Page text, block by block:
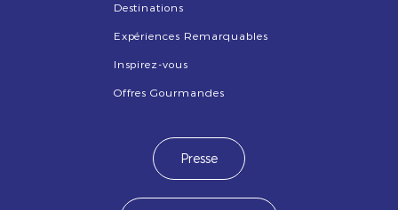
Destinations
Expériences Remarquables
Inspirez-vous
Offres Gourmandes
Presse